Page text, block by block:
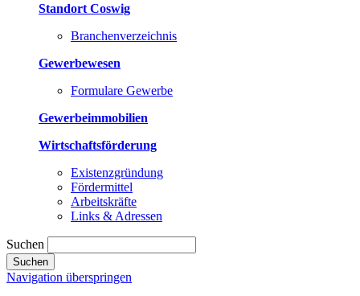
Standort Coswig
Branchenverzeichnis
Gewerbewesen
Formulare Gewerbe
Gewerbeimmobilien
Wirtschaftsförderung
Existenzgründung
Fördermittel
Arbeitskräfte
Links & Adressen
Suchen
Suchen
Navigation überspringen